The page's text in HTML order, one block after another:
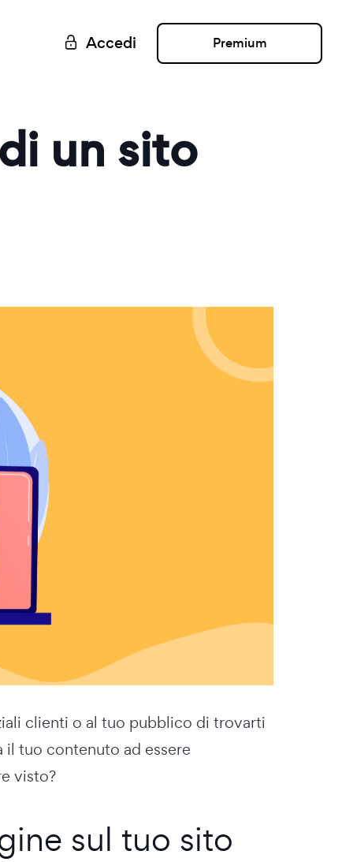
Accedi Premium
un sito
clienti o al tuo pubblico di trovarti
tuo contenuto ad essere
visto?
sul tuo sito